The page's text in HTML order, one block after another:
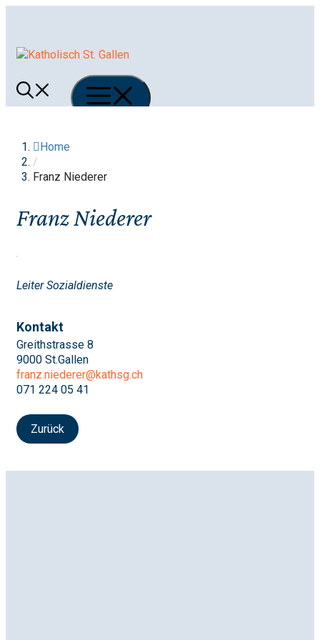
Menü
Home
/
Franz Niederer
Franz Niederer
Leiter Sozialdienste
Kontakt
Greithstrasse 8
9000 St.Gallen
franz.niederer@kathsg.ch
071 224 05 41
Zurück